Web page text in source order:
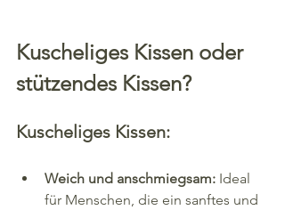
Kuscheliges Kissen oder
stützendes Kissen?
Kuscheliges Kissen:
Weich und anschmiegsam: Ideal
für Menschen, die ein sanftes und